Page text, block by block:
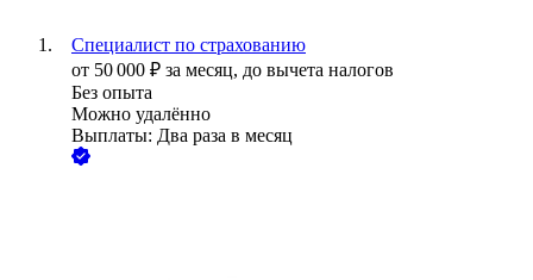
Специалист по страхованию
от 50 000 ₽ за месяц, до вычета налогов
Без опыта
Можно удалённо
Выплаты: Два раза в месяц